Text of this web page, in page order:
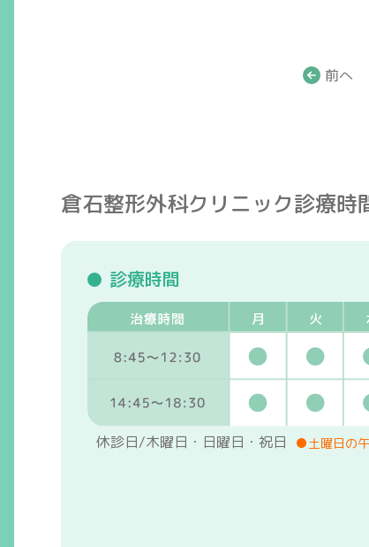
前へ
倉石整形外科クリニック診療時
診療時間
休診日/木曜日・日曜日・祝日 ●土曜日の